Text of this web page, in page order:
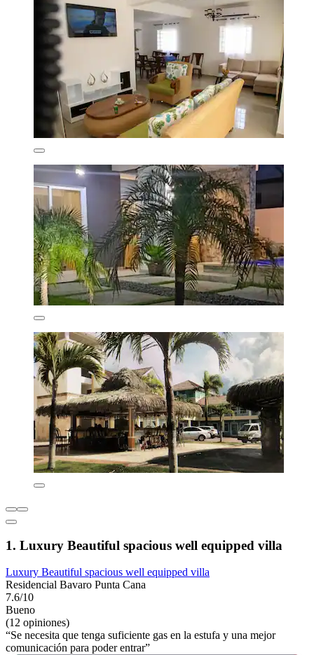
1. Luxury Beautiful spacious well equipped villa
Luxury Beautiful spacious well equipped villa
Residencial Bavaro Punta Cana
7.6/10
Bueno
(12 opiniones)
“Se necesita que tenga suficiente gas en la estufa y una mejor
comunicación para poder entrar”